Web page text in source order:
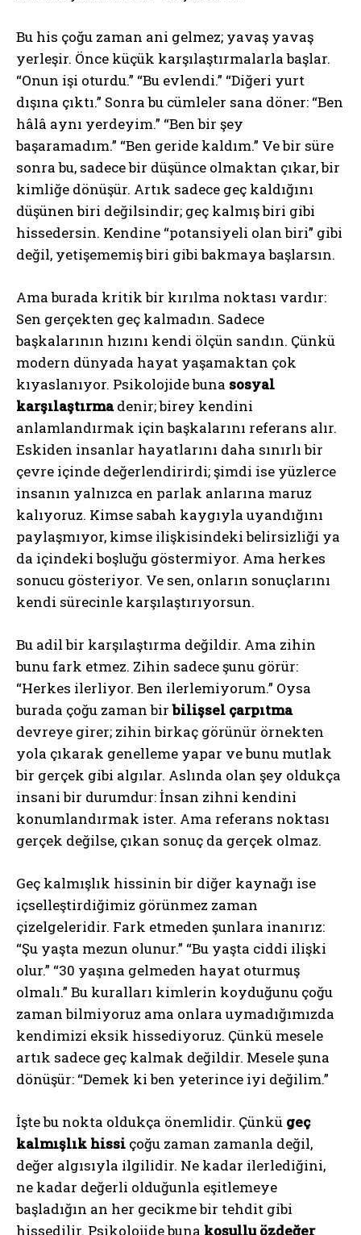
Bu his çoğu zaman ani gelmez; yavaş yavaş
yerleşir. Önce küçük karşılaştırmalarla başlar.
“Onun işi oturdu.” “Bu evlendi.” “Diğeri yurt
dışına çıktı.” Sonra bu cümleler sana döner: “Ben
hâlâ aynı yerdeyim.” “Ben bir şey
başaramadım.” “Ben geride kaldım.” Ve bir süre
sonra bu, sadece bir düşünce olmaktan çıkar, bir
kimliğe dönüşür. Artık sadece geç kaldığını
düşünen biri değilsindir; geç kalmış biri gibi
hissedersin. Kendine “potansiyeli olan biri” gibi
değil, yetişememiş biri gibi bakmaya başlarsın.
Ama burada kritik bir kırılma noktası vardır:
Sen gerçekten geç kalmadın. Sadece
başkalarının hızını kendi ölçün sandın. Çünkü
modern dünyada hayat yaşamaktan çok
kıyaslanıyor. Psikolojide buna sosyal
karşılaştırmadenir; birey kendini
anlamlandırmak için başkalarını referans alır.
Eskiden insanlar hayatlarını daha sınırlı bir
çevre içinde değerlendirirdi; şimdi ise yüzlerce
insanın yalnızca en parlak anlarına maruz
kalıyoruz. Kimse sabah kaygıyla uyandığını
paylaşmıyor, kimse ilişkisindeki belirsizliği ya
da içindeki boşluğu göstermiyor. Ama herkes
sonucu gösteriyor. Ve sen, onların sonuçlarını
kendi sürecinle karşılaştırıyorsun.
Bu adil bir karşılaştırma değildir. Ama zihin
bunu fark etmez. Zihin sadece şunu görür:
“Herkes ilerliyor. Ben ilerlemiyorum.” Oysa
burada çoğu zaman birbilişsel çarpıtma
devreye girer; zihin birkaç görünür örnekten
yola çıkarak genelleme yapar ve bunu mutlak
bir gerçek gibi algılar. Aslında olan şey oldukça
insani bir durumdur: İnsan zihni kendini
konumlandırmak ister. Ama referans noktası
gerçek değilse, çıkan sonuç da gerçek olmaz.
Geç kalmışlık hissinin bir diğer kaynağı ise
içselleştirdiğimiz görünmez zaman
çizelgeleridir. Fark etmeden şunlara inanırız:
“Şu yaşta mezun olunur.” “Bu yaşta ciddi ilişki
olur.” “30 yaşına gelmeden hayat oturmuş
olmalı.” Bu kuralları kimlerin koyduğunu çoğu
zaman bilmiyoruz ama onlara uymadığımızda
kendimizi eksik hissediyoruz. Çünkü mesele
artık sadece geç kalmak değildir. Mesele şuna
dönüşür: “Demek ki ben yeterince iyi değilim.”
İşte bu nokta oldukça önemlidir. Çünkü geç
kalmışlık hissi çoğu zaman zamanla değil,
değer algısıyla ilgilidir. Ne kadar ilerlediğini,
ne kadar değerli olduğunla eşitlemeye
başladığın an her gecikme bir tehdit gibi
hissedilir. Psikolojide buna koşullu özdeğer